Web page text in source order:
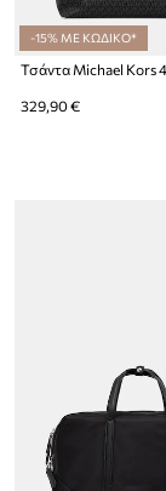
-15% ΜΕ ΚΩΔΙΚΟ*
329,90 €